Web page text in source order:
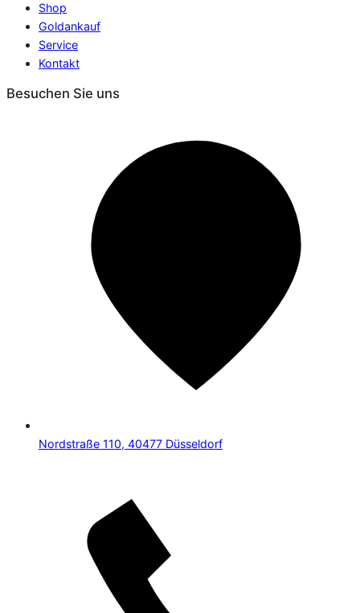
Shop
Goldankauf
Service
Kontakt
Besuchen Sie uns
Nordstraße 110, 40477 Düsseldorf